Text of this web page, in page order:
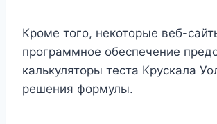
Кроме того, некоторые веб-
программное обеспечение
калькуляторы теста Крускала
решения формулы.